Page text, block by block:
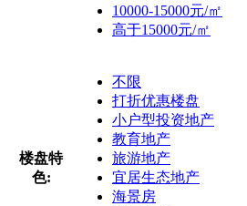
10000-15000元/㎡
高于15000元/㎡
楼盘特
色:
不限
打折优惠楼盘
小户型投资地产
教育地产
旅游地产
宜居生态地产
海景房